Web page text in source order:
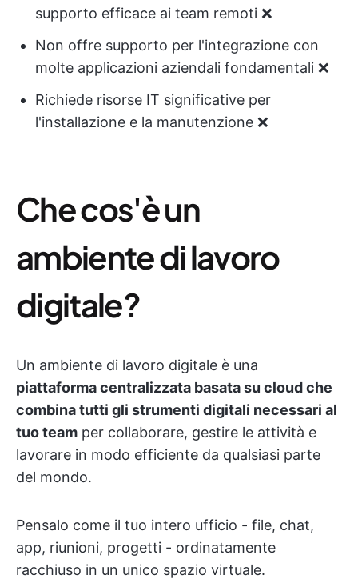
supporto efficace ai team remoti ❌
Non offre supporto per l'integrazione con
molte applicazioni aziendali fondamentali ❌
Richiede risorse IT significative per
l'installazione e la manutenzione ❌
Che cos'è un
ambiente di lavoro
digitale?
Un ambiente di lavoro digitale è una
piattaforma centralizzata basata su cloud che
combina tutti gli strumenti digitali necessari al
tuo team per collaborare, gestire le attività e
lavorare in modo efficiente da qualsiasi parte
del mondo.
Pensalo come il tuo intero ufficio - file, chat,
app, riunioni, progetti - ordinatamente
racchiuso in un unico spazio virtuale.